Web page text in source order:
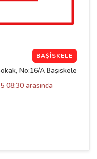
BAŞISKELE
No:16/A Başiskele
08:30 arasında